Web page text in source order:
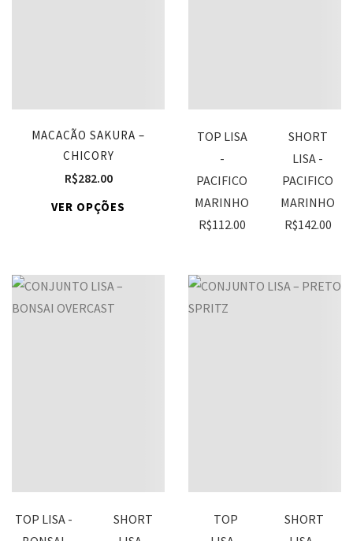
MACACÃO SAKURA –
CHICORY
R$282.00
VER OPÇÕES
TOP LISA
-
PACIFICO
MARINHO
R$112.00
SHORT
LISA -
PACIFICO
MARINHO
R$142.00
TOP LISA -
SHORT
TOP
SHORT